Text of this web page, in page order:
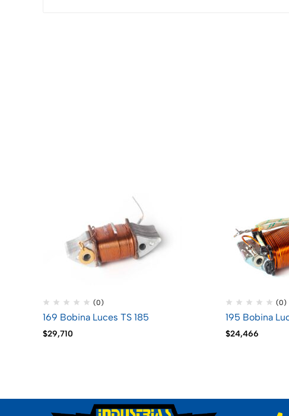
(0)
169 Bobina Luces TS 185
$29,710
(0)
195 Bobina
$24,466